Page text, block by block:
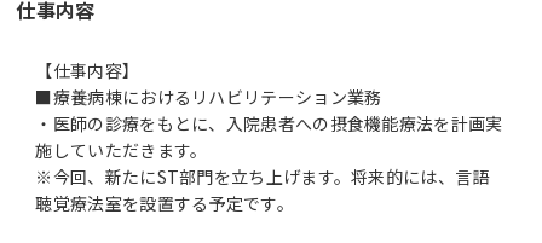
仕事内容
【仕事内容】
■療養病棟におけるリハビリテーション業務
・医師の診療をもとに、入院患者への摂食機能療法を計画実
施していただきます。
※今回、新たにST部門を立ち上げます。将来的には、言語
聴覚療法室を設置する予定です。